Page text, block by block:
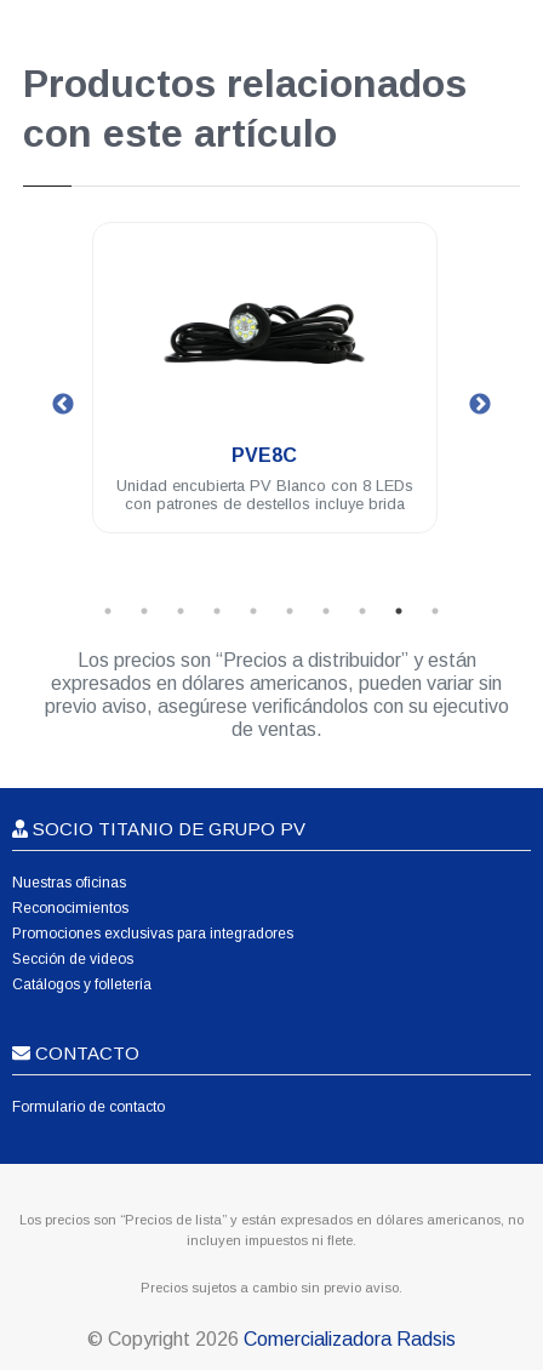
Productos relacionados
con este artículo
PVL4A
Modulo PV ASSAULT 4 LED 3W difusor
180° ámbar
Los precios son “Precios a distribuidor” y están
expresados en dólares americanos, pueden variar sin
previo aviso, asegúrese verificándolos con su ejecutivo
de ventas.
SOCIO TITANIO DE GRUPO PV
Nuestras oficinas
Reconocimientos
Promociones exclusivas para integradores
Sección de videos
Catálogos y folletería
CONTACTO
Formulario de contacto
Los precios son “Precios de lista” y están expresados en dólares americanos, no
incluyen impuestos ni flete.
Precios sujetos a cambio sin previo aviso.
© Copyright 2026 Comercializadora Radsis